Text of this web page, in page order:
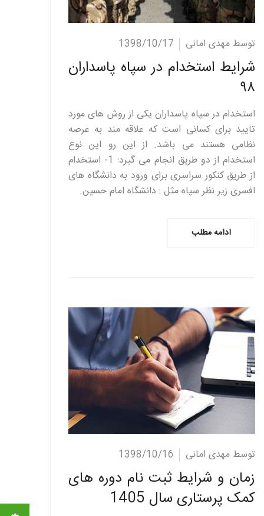
ادامه مطلب توسط مهدی امانی 1398/10/17
شرایط استخدام در سپاه پاسداران
۹۸
استخدام در سپاه پاسداران یکی از روش های مورد
تایید برای کسانی است که علاقه مند به عرصه
نظامی هستند می باشد. از این رو این نوع
استخدام از دو طریق انجام می گیرد: 1- استخدام
از طریق کنکور سراسری برای ورود به دانشگاه های
افسری زیر نظر سپاه مثل : دانشگاه امام حسین.
ادامه مطلب
ادامه مطلب توسط مهدی امانی 1398/10/16
زمان و شرایط ثبت نام دوره های
کمک پرستاری سال 1405